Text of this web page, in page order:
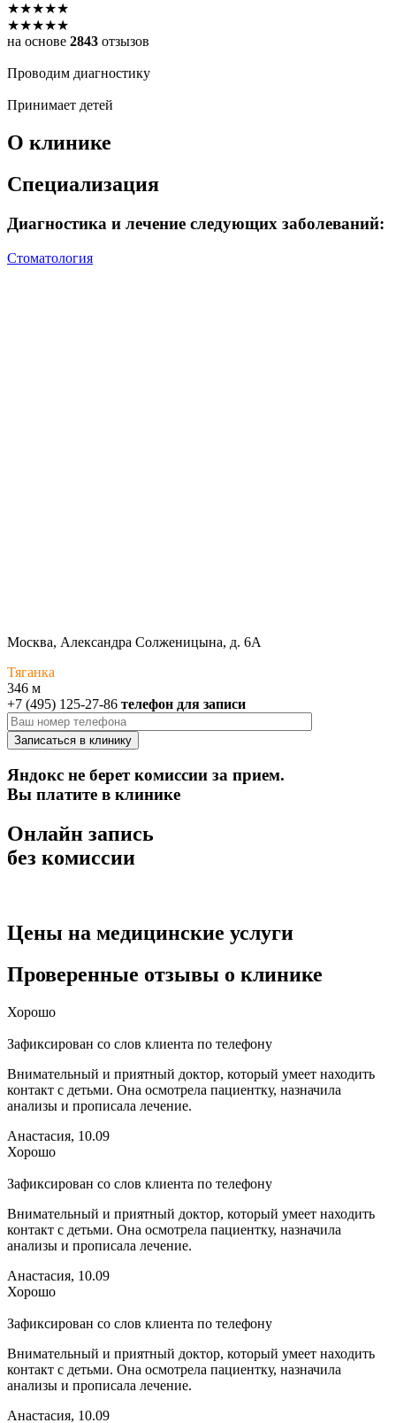
★★★★★
★★★★★
на основе 2843 отзызов
Проводим диагностику
Принимает детей
О клинике
Специализация
Диагностика и лечение следующих заболеваний:
Стоматология
Москва, Александра Солженицына, д. 6А
Тяганка
346 м
+7 (495) 125-27-86 телефон для записи
Яндокс не берет комиссии за прием.
Вы платите в клинике
Онлайн запись
без комиссии
Цены на медицинские услуги
Проверенные отзывы о клинике
Хорошо
Зафиксирован со слов клиента по телефону
Внимательный и приятный доктор, который умеет находить
контакт с детьми. Она осмотрела пациентку, назначила
анализы и прописала лечение.
Анастасия, 10.09
Хорошо
Зафиксирован со слов клиента по телефону
Внимательный и приятный доктор, который умеет находить
контакт с детьми. Она осмотрела пациентку, назначила
анализы и прописала лечение.
Анастасия, 10.09
Хорошо
Зафиксирован со слов клиента по телефону
Внимательный и приятный доктор, который умеет находить
контакт с детьми. Она осмотрела пациентку, назначила
анализы и прописала лечение.
Анастасия, 10.09